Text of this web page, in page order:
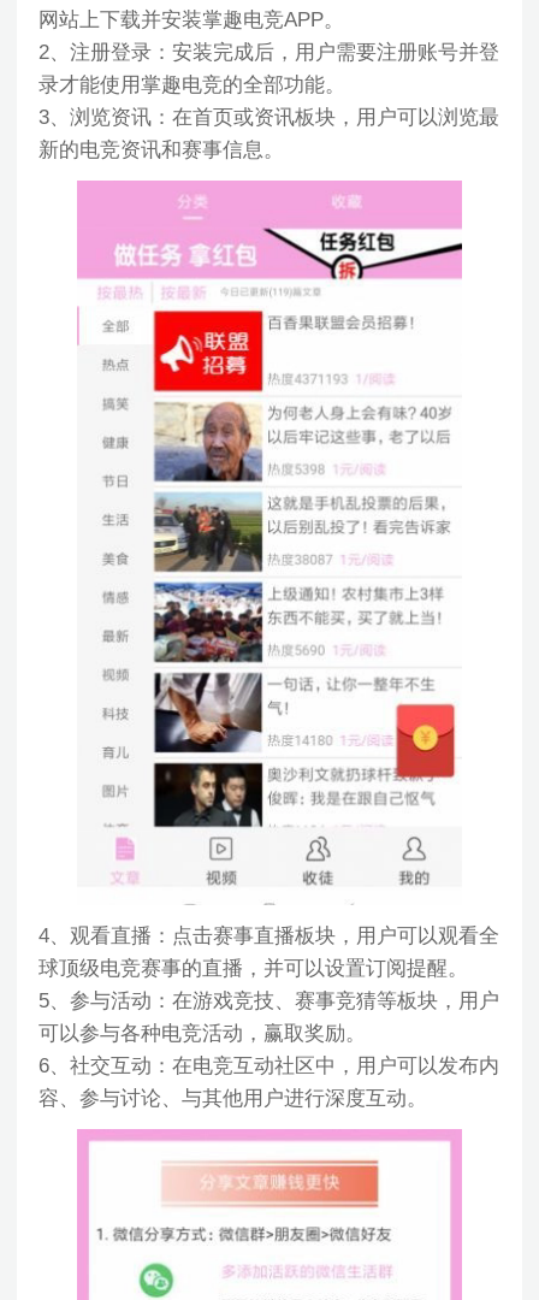
网站上下载并安装掌趣电竞APP。
2、注册登录：安装完成后，用户需要注册账号并登
录才能使用掌趣电竞的全部功能。
3、浏览资讯：在首页或资讯板块，用户可以浏览最
新的电竞资讯和赛事信息。
4、观看直播：点击赛事直播板块，用户可以观看全
球顶级电竞赛事的直播，并可以设置订阅提醒。
5、参与活动：在游戏竞技、赛事竞猜等板块，用户
可以参与各种电竞活动，赢取奖励。
6、社交互动：在电竞互动社区中，用户可以发布内
容、参与讨论、与其他用户进行深度互动。